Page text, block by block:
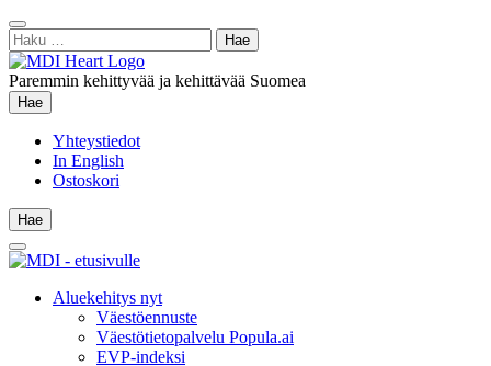
Siirry
sisältöön
Sulje
hae
Haku:
Paremmin kehittyvää ja kehittävää Suomea
Hae
Hae
Yhteystiedot
In English
Ostoskori
Hae
Hae
Main
Menu
Aluekehitys nyt
Väestöennuste
Väestötietopalvelu Popula.ai
EVP-indeksi